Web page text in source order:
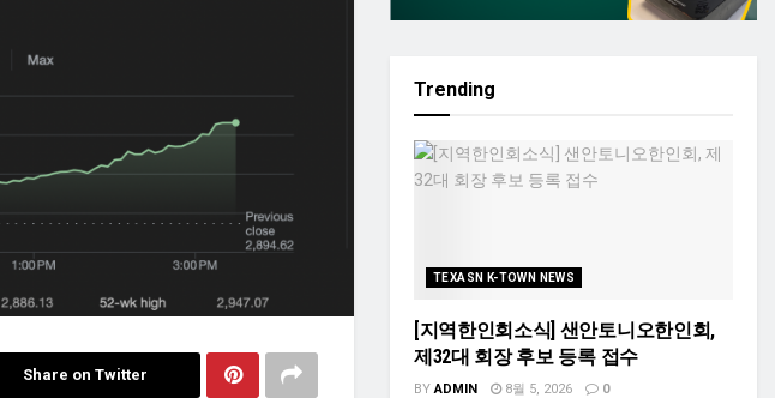
Share on Twitter
Trending
TEXASN K-TOWN NEWS
[지역한인회소식] 샌안토니오한인회,
제32대 회장 후보 등록 접수
BY ADMIN 8월 5, 2026 0